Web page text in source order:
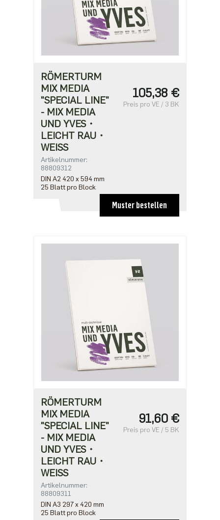
RÖMERTURM
MIX MEDIA
"SPECIAL LINE"
- MIX MEDIA
UND YVES・
LEICHT RAU・
WEISS
Artikelnummer:
88809312
DIN A2 420 x 594 mm
25 Blatt pro Block
105,38 €
Preis pro VE / 3 BK
Muster bestellen
RÖMERTURM
MIX MEDIA
"SPECIAL LINE"
- MIX MEDIA
UND YVES・
LEICHT RAU・
WEISS
Artikelnummer:
88809311
DIN A3 297 x 420 mm
25 Blatt pro Block
91,60 €
Preis pro VE / 5 BK